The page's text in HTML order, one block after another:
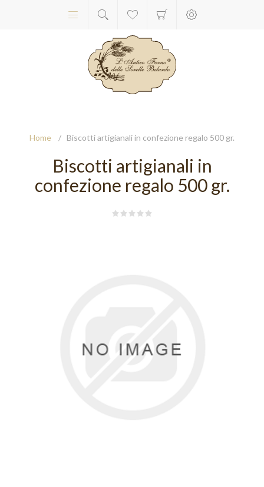
Home / Biscotti artigianali in confezione regalo 500 gr.
Biscotti artigianali in
confezione regalo 500 gr.